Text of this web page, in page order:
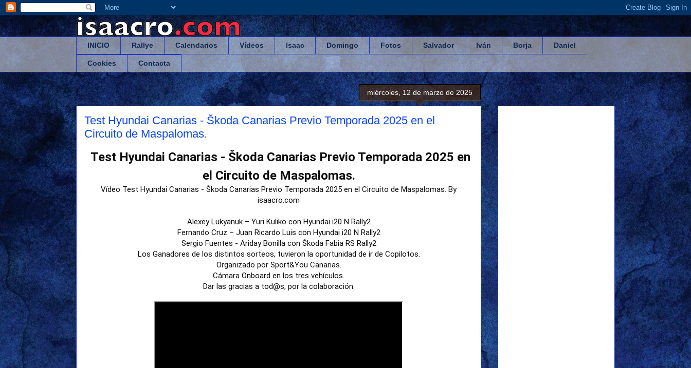
INICIO Rallye Calendarios Vídeos Isaac Domingo Fotos Salvador Iván Borja Daniel
Cookies Contacta
miércoles, 12 de marzo de 2025
Test Hyundai Canarias - Škoda Canarias Previo Temporada 2025 en el
Circuito de Maspalomas.
Test Hyundai Canarias - Škoda Canarias Previo Temporada 2025 en
el Circuito de Maspalomas.
Vídeo Test Hyundai Canarias - Škoda Canarias Previo Temporada 2025 en el Circuito de Maspalomas. By
isaacro.com
Alexey Lukyanuk – Yuri Kuliko con Hyundai i20 N Rally2
Fernando Cruz – Juan Ricardo Luis con Hyundai i20 N Rally2
Sergio Fuentes - Ariday Bonilla con Škoda Fabia RS Rally2
Los Ganadores de los distintos sorteos, tuvieron la oportunidad de ir de Copilotos.
Organizado por Sport&You Canarias.
Cámara Onboard en los tres vehículos.
Dar las gracias a tod@s, por la colaboración.